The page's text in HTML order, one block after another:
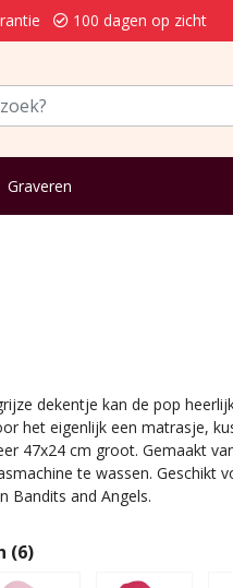
100 dagen op zicht
Graveren
dekentje kan de pop
het eigenlijk een matrasje,
47x24 cm groot. Gemaakt
te wassen. Geschikt
Bandits and Angels.
(6)